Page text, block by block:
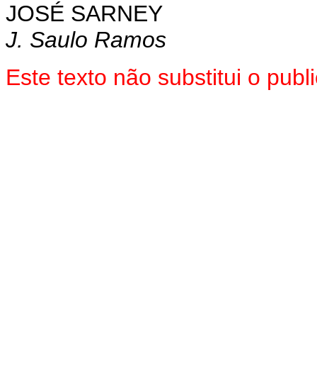
JOSÉ SARNEY
J. Saulo Ramos
Este texto não substitui o